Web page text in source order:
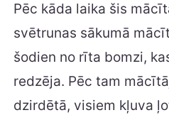
Pēc kāda laika šis
svētrunas sākumā
šodien no rīta bomzi,
redzēja. Pēc tam
dzirdētā, visiem kļuva